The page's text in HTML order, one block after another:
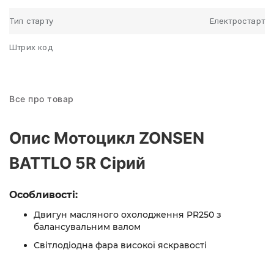
Тип старту Електростарт
Штрих код
Все про товар
Опис Мотоцикл ZONSEN
BATTLO 5R Сірий
Особливості:
Двигун масляного охолодження PR250 з
балансувальним валом
Свiтлодiодна фара високої яскравостi